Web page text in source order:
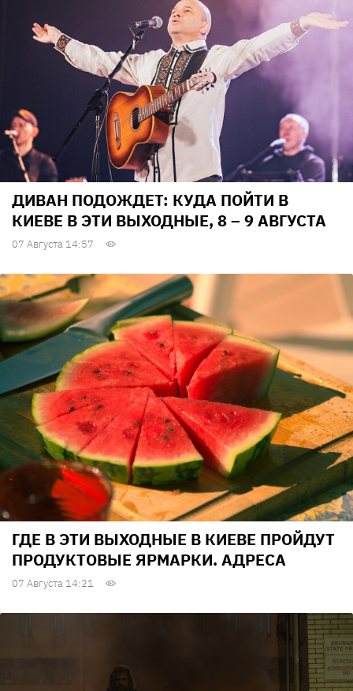
ДИВАН ПОДОЖДЕТ: КУДА ПОЙТИ В
КИЕВЕ В ЭТИ ВЫХОДНЫЕ, 8 – 9 АВГУСТА
07 Августа 14:57
ГДЕ В ЭТИ ВЫХОДНЫЕ В КИЕВЕ ПРОЙДУТ
ПРОДУКТОВЫЕ ЯРМАРКИ. АДРЕСА
07 Августа 14:21